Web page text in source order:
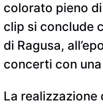
colorato pieno
clip si conclude
di Ragusa,
concerti con
La